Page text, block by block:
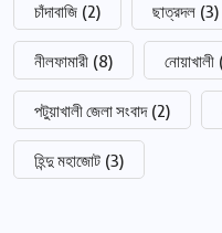
চাঁদাবাজি (2) ছাত্রদল (3)
নীলফামারী (8) নোয়াখালী
পটুয়াখালী জেলা সংবাদ (2)
হিন্দু মহাজোট (3)